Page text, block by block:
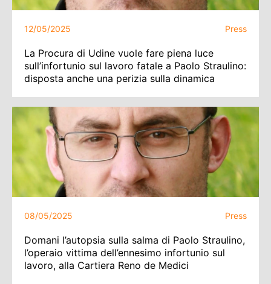
12/05/2025 Press
La Procura di Udine vuole fare piena luce
sull’infortunio sul lavoro fatale a Paolo Straulino:
disposta anche una perizia sulla dinamica
08/05/2025 Press
Domani l’autopsia sulla salma di Paolo Straulino,
l’operaio vittima dell’ennesimo infortunio sul
lavoro, alla Cartiera Reno de Medici